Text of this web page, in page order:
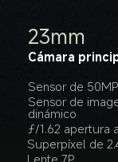
23mm
Cámara
Sensor de 50MP
Sensor de
dinámico
ƒ/1.62 apertura
Superpíxel de
60mm
Telefoto
Sensor de 50MP
ƒ/2.0 apertura
Lente 6P
OIS
Fotografía macro
14mm
Cámara ultra
Sensor de 50MP
ƒ/2.2 apertura
Lente 6P
EIS